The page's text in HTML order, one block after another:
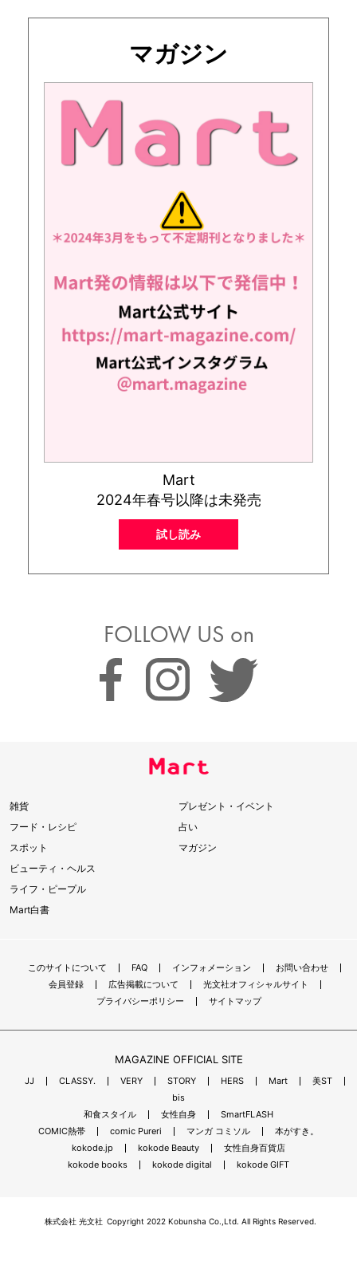
マガジン
Mart
2024年春号以降は未発売
試し読み
FOLLOW US on
雑貨
フード・レシピ
スポット
ビューティ・ヘルス
ライフ・ピープル
Mart白書
プレゼント・イベント
占い
マガジン
このサイトについて FAQ インフォメーション
お問い合わせ
会員登録
広告掲載について
光文社オフィシャルサイト
プライバシーポリシー
サイトマップ
MAGAZINE OFFICIAL SITE
JJ CLASSY. VERY STORY HERS Mart
美ST
bis
和食スタイル
女性自身
SmartFLASH
COMIC熱帯
comic Pureri マンガ コミソル
本がすき。
kokode.jp
kokode Beauty
女性自身百貨店
kokode books
kokode digital kokode GIFT
株式会社 光文社 Copyright 2022 Kobunsha Co.,Ltd. All Rights Reserved.